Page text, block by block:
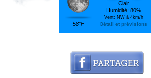
58°F
Clair
Humidité: 80%
Vent: NW à 4km/h
Détail et prévisions